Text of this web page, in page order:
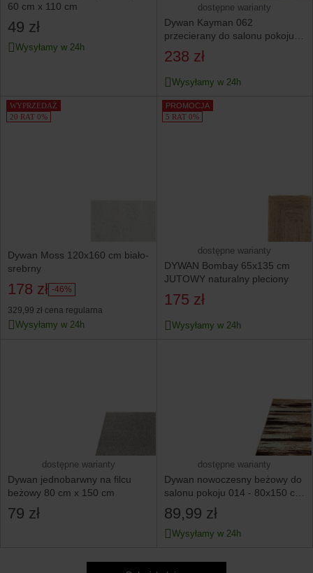
60 cm x 110 cm
49 zł
Wysyłamy w 24h
dostępne warianty
Dywan Kayman 062
przecierany do salonu pokoju
solidny praktyczny 120x170
238 zł
Wysyłamy w 24h
WYPRZEDAŻ
20 RAT 0%
Dywan Moss 120x160 cm biało-
srebrny
178 zł -46%
329,99 zł cena regularna
Wysyłamy w 24h
PROMOCJA
5 RAT 0%
dostępne warianty
DYWAN Bombay 65x135 cm
JUTOWY naturalny pleciony
175 zł
Wysyłamy w 24h
dostępne warianty
Dywan jednobarwny na filcu
beżowy 80 cm x 150 cm
79 zł
dostępne warianty
Dywan nowoczesny beżowy do
salonu pokoju 014 - 80x150 cm
- modny solidny
89,99 zł
Wysyłamy w 24h